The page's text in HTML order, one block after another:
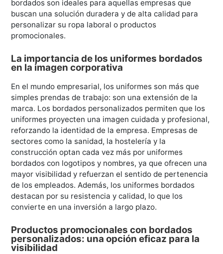
bordados son ideales para aquellas empresas que
buscan una solución duradera y de alta calidad para
personalizar su ropa laboral o productos
promocionales.
La importancia de los uniformes bordados
en la imagen corporativa
En el mundo empresarial, los uniformes son más que
simples prendas de trabajo: son una extensión de la
marca. Los bordados personalizados permiten que los
uniformes proyecten una imagen cuidada y profesional,
reforzando la identidad de la empresa. Empresas de
sectores como la sanidad, la hostelería y la
construcción optan cada vez más por uniformes
bordados con logotipos y nombres, ya que ofrecen una
mayor visibilidad y refuerzan el sentido de pertenencia
de los empleados. Además, los uniformes bordados
destacan por su resistencia y calidad, lo que los
convierte en una inversión a largo plazo.
Productos promocionales con bordados
personalizados: una opción eficaz para la
visibilidad